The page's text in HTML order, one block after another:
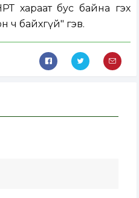
хараат бус байна гэх
ч байхгүй" гэв.